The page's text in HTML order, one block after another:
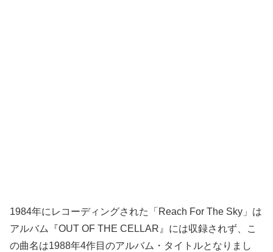
1984年にレコーディングされた「Reach For The Sky」は
アルバム『OUT OF THE CELLAR』には収録されず、こ
の曲名は1988年4作目のアルバム・タイトルとなりまし